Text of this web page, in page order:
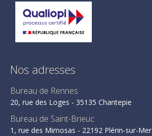
Nos adresses
Bureau de Rennes
20, rue des Loges - 35135 Chantepie
Bureau de Saint-Brieuc
1, rue des Mimosas - 22192 Plérin-sur-Mer